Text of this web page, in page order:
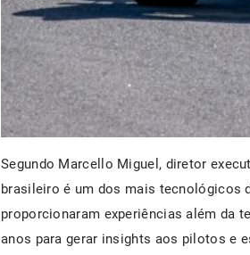
Segundo Marcello Miguel, diretor
brasileiro é um dos mais tecnológicos
proporcionaram experiências além da
anos para gerar insights aos pilotos e